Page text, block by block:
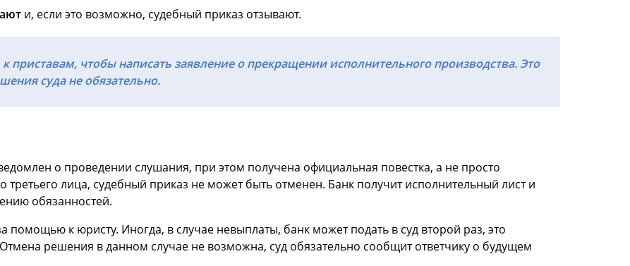
и, если это возможно, судебный приказ отзывают.
чтобы написать заявление о прекращении исполнительного производства. Это
суда не обязательно.
о проведении слушания, при этом получена официальная повестка, а не просто
лица, судебный приказ не может быть отменен. Банк получит исполнительный лист и
обязанностей.
помощью к юристу. Иногда, в случае невыплаты, банк может подать в суд второй раз, это
решения в данном случае не возможна, суд обязательно сообщит ответчику о будущем